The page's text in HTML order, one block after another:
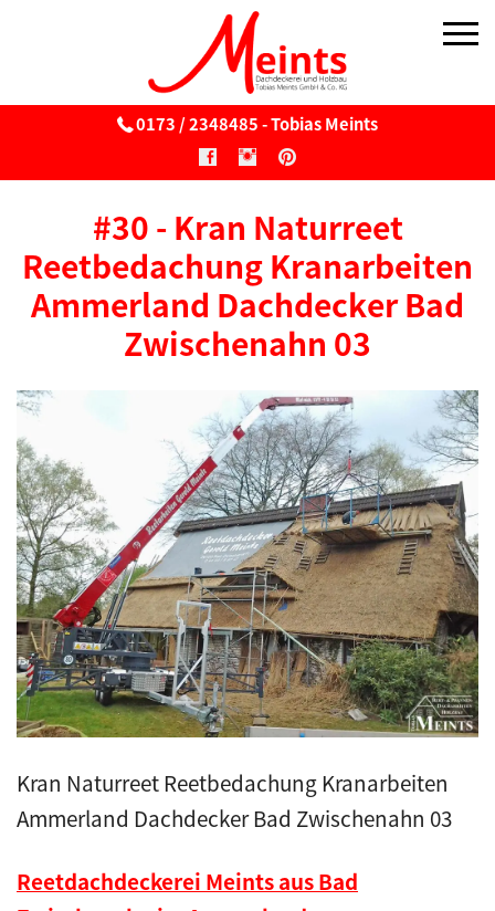
Über uns
Reetdach
Reetdach
Wartung & Pflege von Reetdächern
Reetbedachung v. Windmühlen
Sonnenschirme aus Reet
Kunstreet
Pfannendach
Holzbau
Blecharbeiten
Jobs
Navigation schließen
0173 / 2348485 - Tobias Meints
#30 - Kran Naturreet
Reetbedachung Kranarbeiten
Ammerland Dachdecker Bad
Zwischenahn 03
Kran Naturreet Reetbedachung Kranarbeiten
Ammerland Dachdecker Bad Zwischenahn 03
Reetdachdeckerei Meints aus Bad